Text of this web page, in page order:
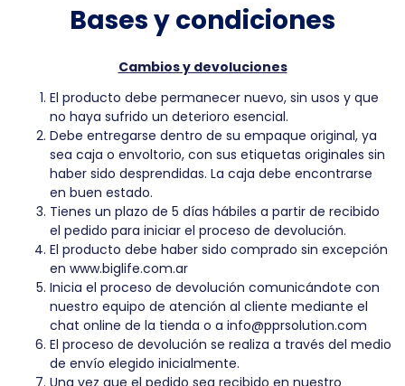
Bases y condiciones
Cambios y devoluciones
El producto debe permanecer nuevo, sin usos y que
no haya sufrido un deterioro esencial.
Debe entregarse dentro de su empaque original, ya
sea caja o envoltorio, con sus etiquetas originales sin
haber sido desprendidas. La caja debe encontrarse
en buen estado.
Tienes un plazo de 5 días hábiles a partir de recibido
el pedido para iniciar el proceso de devolución.
El producto debe haber sido comprado sin excepción
en www.biglife.com.ar
Inicia el proceso de devolución comunicándote con
nuestro equipo de atención al cliente mediante el
chat online de la tienda o a info@pprsolution.com
El proceso de devolución se realiza a través del medio
de envío elegido inicialmente.
Una vez que el pedido sea recibido en nuestro